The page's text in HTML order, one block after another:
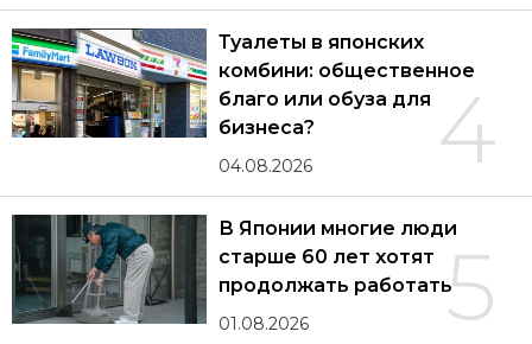
4
Туалеты в японских
комбини: общественное
благо или обуза для
бизнеса?
04.08.2026
5
В Японии многие люди
старше 60 лет хотят
продолжать работать
01.08.2026